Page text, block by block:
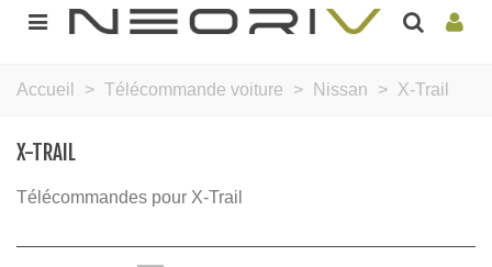
Accueil > Télécommande voiture > Nissan > X-Trail
X-TRAIL
Télécommandes pour X-Trail